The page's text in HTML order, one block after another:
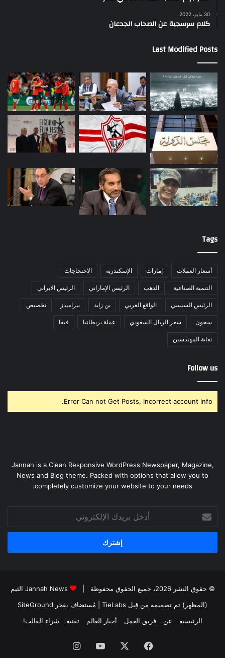
30 مايو، 2022
كلام سرسجية عن الصحاب الجدعان
Last Modified Posts
Tags
أسعار العملات إمارات الإسكندرية الاحتجاجات
التنمية الصناعية الذهب الرئيس الإماراتي الرئيس الابراني
الرئيس السيسي الواقع العربي بن زايد بيراميدز تخصيص
سجون سعر الريال السعودي عملة بريطانيا فيفا
نقابة المهندسين
Follow us
Error Can not Get Posts, Incorrect account info.
Jannah is a Clean Responsive WordPress Newspaper, Magazine,
News and Blog theme. Packed with options that allow you to
completely customize your website to your needs.
بريدك
الإلكتروني
© حقوق النشر 2026، جميع الحقوق محفوظة |
Jannah News الثيم
(المظهر) تم تصميمه من قِبل TieLabs
| مُستضاف بفخر SiteGround
الرئيسية
عن فريق العمل أخبار العالم تقنية شراء القالب!
فيسبوك ‫YouTubeانستقرام